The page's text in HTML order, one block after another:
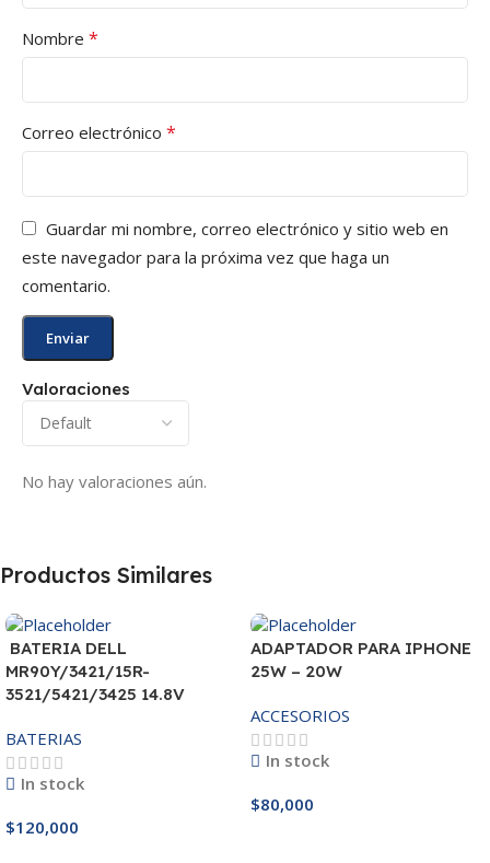
Valoraciones
No hay valoraciones aún.
Nombre *
Correo electrónico *
Guardar mi nombre, correo electrónico y sitio web en
este navegador para la próxima vez que haga un
comentario.
Productos Similares
BATERIA DELL
MR90Y/3421/15R-
3521/5421/3425 14.8V
BATERIAS
In stock
$120,000
ADAPTADOR PARA IPHONE
25W – 20W
ACCESORIOS
In stock
$80,000